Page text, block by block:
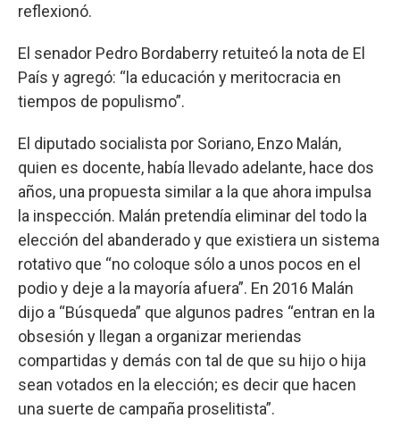
reflexionó.
El senador Pedro Bordaberry retuiteó la nota de El
País y agregó: “la educación y meritocracia en
tiempos de populismo”.
El diputado socialista por Soriano, Enzo Malán,
quien es docente, había llevado adelante, hace dos
años, una propuesta similar a la que ahora impulsa
la inspección. Malán pretendía eliminar del todo la
elección del abanderado y que existiera un sistema
rotativo que “no coloque sólo a unos pocos en el
podio y deje a la mayoría afuera”. En 2016 Malán
dijo a “Búsqueda” que algunos padres “entran en la
obsesión y llegan a organizar meriendas
compartidas y demás con tal de que su hijo o hija
sean votados en la elección; es decir que hacen
una suerte de campaña proselitista”.